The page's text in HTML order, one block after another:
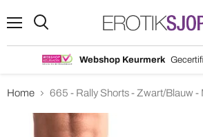
Webshop Keurmerk
Home 665 - Rally Shorts - Zwart/Blauw -